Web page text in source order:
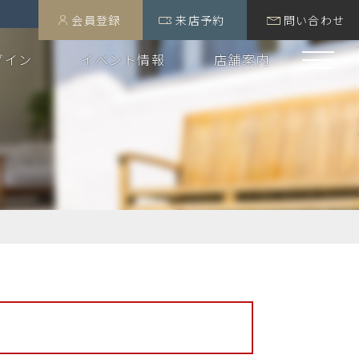
会員登録 来店予約 問い合わせ
ン イベント情報 店舗案内